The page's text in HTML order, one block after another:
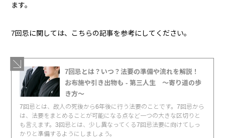
ます。
7回忌に関しては、こちらの記事を参考にしてください。
7回忌とは？いつ？法要の準備や流れを解説！
お布施や引き出物も - 第三人生 〜寄り道の歩
き方〜
7回忌とは、故人の死後から6年後に行う法要のことです。7回忌から
は、法要をまとめることが可能になる点など一つの大きな区切りと
も言えます。3回忌とは、少し異なってくる7回忌法要に向けてしっ
かりと準備するようにしましょう。